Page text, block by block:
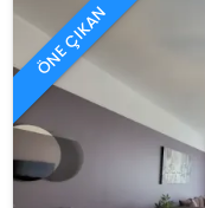
ÖNE ÇIKAN